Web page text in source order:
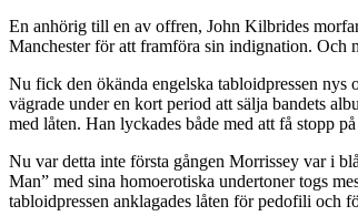
En anhörig till en av offren, John Kilbrides
Manchester för att framföra sin indignation. Och
Nu fick den ökända engelska tabloidpressen
vägrade under en kort period att sälja bandets
med låten. Han lyckades både med att få stopp
Nu var detta inte första gången Morrissey var i
Man” med sina homoerotiska undertoner togs
tabloidpressen anklagades låten för pedofili och